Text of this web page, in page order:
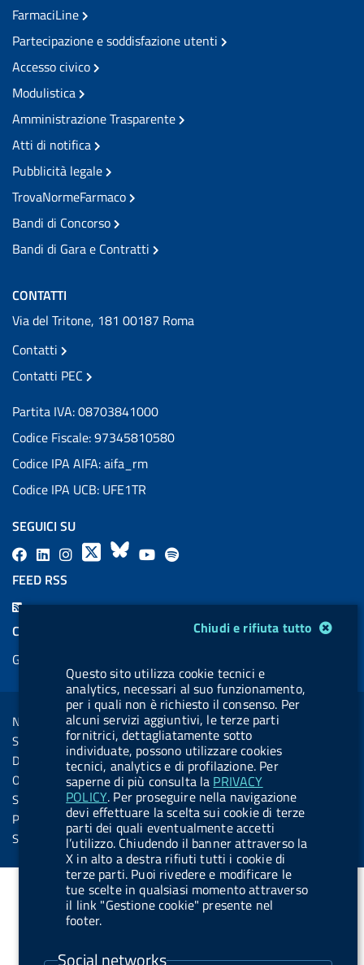
Chiudi e rifiuta tutto
Questo sito utilizza cookie tecnici e
analytics, necessari al suo funzionamento,
per i quali non è richiesto il consenso. Per
alcuni servizi aggiuntivi, le terze parti
fornitrici, dettagliatamente sotto
individuate, possono utilizzare cookies
tecnici, analytics e di profilazione. Per
saperne di più consulta la PRIVACY
POLICY. Per proseguire nella navigazione
devi effettuare la scelta sui cookie di terze
parti dei quali eventualmente accetti
l’utilizzo. Chiudendo il banner attraverso la
X in alto a destra rifiuti tutti i cookie di
terze parti. Puoi rivedere e modificare le
tue scelte in qualsiasi momento attraverso
il link "Gestione cookie" presente nel
footer.
Social networks
FarmaciLine
Partecipazione e soddisfazione utenti
Accesso civico
Modulistica
Amministrazione Trasparente
Atti di notifica
Pubblicità legale
TrovaNormeFarmaco
Bandi di Concorso
Bandi di Gara e Contratti
CONTATTI
Via del Tritone, 181 00187 Roma
Contatti
Contatti PEC
Partita IVA: 08703841000
Codice Fiscale: 97345810580
Codice IPA AIFA: aifa_rm
Codice IPA UCB: UFE1TR
SEGUICI SU
F
a
L
i
b
u
t
t
o
n
.
i
n
s
t
a
X
B
y
Y
e
l
b
u
t
t
o
n
.
s
p
o
t
FEED RSS
F
COOKIES
Gestione cookie
Sezione Link Utili
Note legali
Social Media Policy
Dichiarazione di accessibilità
Obiettivi di accessibilità
Statistiche sito
Privacy
Servizi Online